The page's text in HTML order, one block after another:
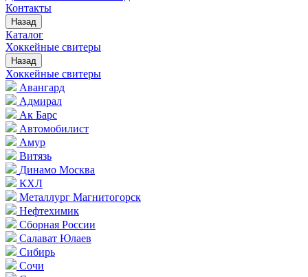
Контакты
Назад
Каталог
Хоккейные свитеры
Назад
Хоккейные свитеры
Авангард
Адмирал
Ак Барс
Автомобилист
Амур
Витязь
Динамо Москва
КХЛ
Металлург Магнитогорск
Нефтехимик
Сборная России
Салават Юлаев
Сибирь
Сочи